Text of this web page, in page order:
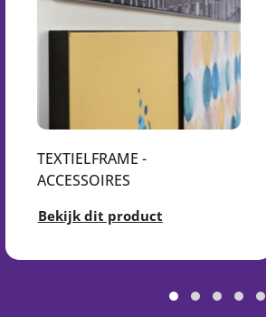
TEXTIELFRAME -
ACCESSOIRES
Bekijk dit product